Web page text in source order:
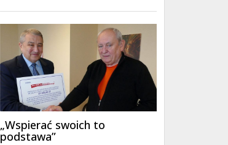
„Wspierać swoich to
podstawa”